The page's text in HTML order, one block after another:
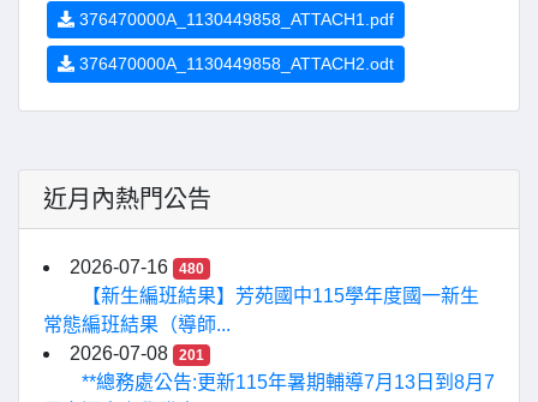
376470000A_1130449858_ATTACH1.pdf
376470000A_1130449858_ATTACH2.odt
近月內熱門公告
2026-07-16 480
【新生編班結果】芳苑國中115學年度國一新生
常態編班結果（導師...
2026-07-08
201
**總務處公告:更新115年暑期輔導7月13日到8月7